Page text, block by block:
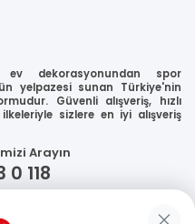
ev dekorasyonundan spor
yelpazesi sunan Türkiye'nin
Güvenli alışveriş, hızlı
sizlere en iyi alışveriş
Arayın
118